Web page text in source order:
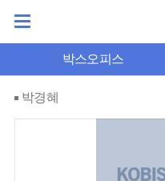
박스오피스
박경혜